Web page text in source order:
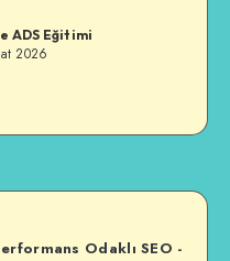
ADS Eğitimi
2026
Odaklı SEO -